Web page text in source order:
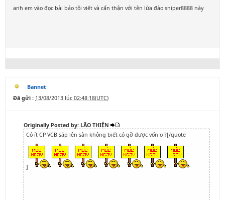
anh em vào đọc bài báo tôi viết và cẩn thận với tên lừa đảo sniper8888 này
Bannet
Đã gửi : 13/08/2013 lúc 02:48:18(UTC)
Originally Posted by: LÃO THIỆN
Có ít CP VCB sắp lên sàn không biết có gỡ được vốn o ?[/quote
]